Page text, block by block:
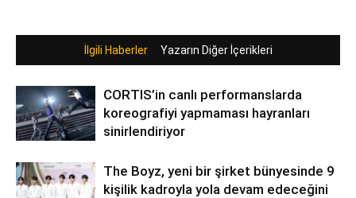
İlgili Haberler Yazarın Diğer İçerikleri
CORTIS’in canlı performanslarda
koreografiyi yapmaması hayranları
sinirlendiriyor
The Boyz, yeni bir şirket bünyesinde 9
kişilik kadroyla yola devam edeceğini